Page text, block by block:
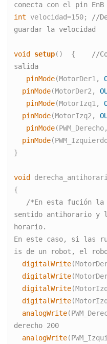
conecta con el pin EnB
int velocidad=150;
//
guardar la velocidad
void setup()  {
//
salida
   pinMode
(MotorDer1,
pinMode(MotorDer2,
   pinMode
(MotorIzq1,
pinMode(MotorIzq2,
   pinMode
pinMode
}
void
{
sentido antihorario y
En este caso, si las
is de un robot, el
  digitalWrite
  digitalWrite
  digitalWrite
  digitalWrite
  analogWrite
derecho 200
  analogWrite